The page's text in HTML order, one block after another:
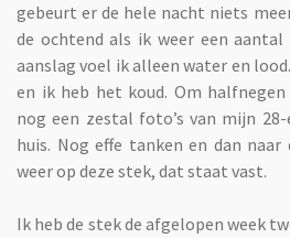
gebeurt er de hele nacht niets
de ochtend als ik weer een
aanslag voel ik alleen water en
en ik heb het koud. Om
nog een zestal foto’s van mijn
huis. Nog effe tanken en dan naar
weer op deze stek, dat staat vast.
Ik heb de stek de afgelopen week